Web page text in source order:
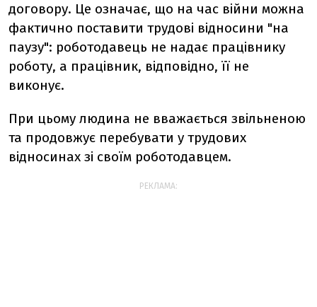
договору. Це означає, що на час війни можна
фактично поставити трудові відносини "на
паузу": роботодавець не надає працівнику
роботу, а працівник, відповідно, її не
виконує.
При цьому людина не вважається звільненою
та продовжує перебувати у трудових
відносинах зі своїм роботодавцем.
РЕКЛАМА: